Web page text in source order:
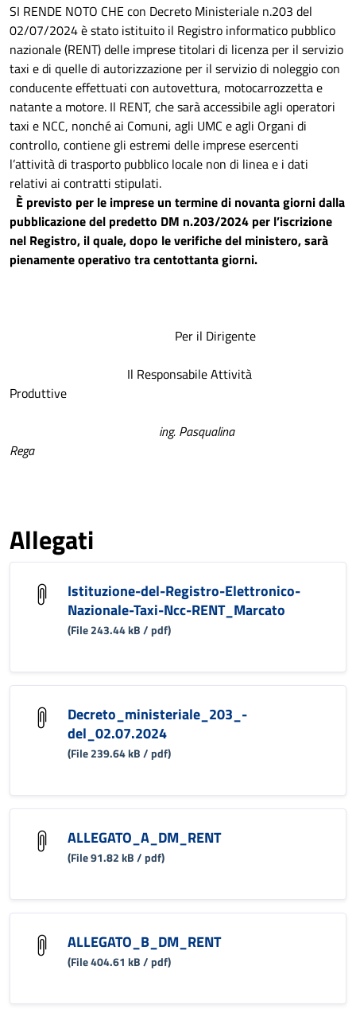
SI RENDE NOTO CHE con Decreto Ministeriale n.203 del
02/07/2024 è stato istituito il Registro informatico pubblico
nazionale (RENT) delle imprese titolari di licenza per il servizio
taxi e di quelle di autorizzazione per il servizio di noleggio con
conducente effettuati con autovettura, motocarrozzetta e
natante a motore. Il RENT, che sarà accessibile agli operatori
taxi e NCC, nonché ai Comuni, agli UMC e agli Organi di
controllo, contiene gli estremi delle imprese esercenti
l’attività di trasporto pubblico locale non di linea e i dati
relativi ai contratti stipulati.
È previsto per le imprese un termine di novanta giorni dalla
pubblicazione del predetto DM n.203/2024 per l’iscrizione
nel Registro, il quale, dopo le verifiche del ministero, sarà
pienamente operativo tra centottanta giorni.
Per il Dirigente
Il Responsabile Attività
Produttive
ing. Pasqualina
Rega
Allegati
Istituzione-del-Registro-Elettronico-
Nazionale-Taxi-Ncc-RENT_Marcato
(File 243.44 kB / pdf)
Decreto_ministeriale_203_-
del_02.07.2024
(File 239.64 kB / pdf)
ALLEGATO_A_DM_RENT
(File 91.82 kB / pdf)
ALLEGATO_B_DM_RENT
(File 404.61 kB / pdf)